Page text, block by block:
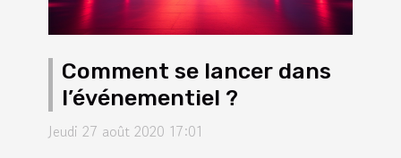
Comment se lancer dans
l’événementiel ?
Jeudi 27 août 2020 17:01